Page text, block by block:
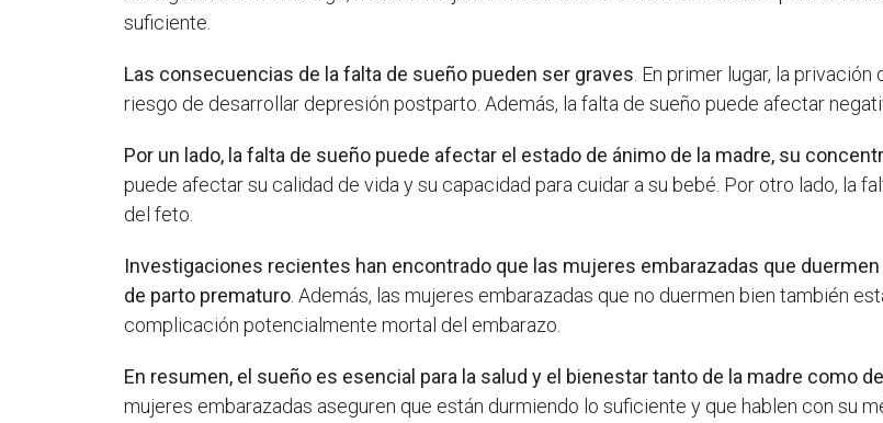
suficiente.
Las consecuencias de la falta de sueño pueden ser graves . En primer lugar, la
riesgo de desarrollar depresión postparto. Además, la falta de sueño puede afectar
Por un lado, la falta de sueño puede afectar el estado de ánimo de la madre, su
puede afectar su calidad de vida y su capacidad para cuidar a su bebé. Por otro lado, la
del feto.
Investigaciones recientes han encontrado que las mujeres embarazadas que
de parto prematuro . Además, las mujeres embarazadas que no duermen bien también
complicación potencialmente mortal del embarazo.
En resumen, el sueño es esencial para la salud y el bienestar tanto de la madre como
mujeres embarazadas aseguren que están durmiendo lo suficiente y que hablen con su